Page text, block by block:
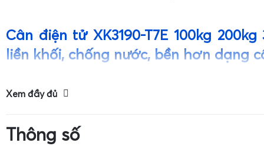
Cân điện tử XK3190-T7E 100kg
liền khối, chống nước, bền hơn dạng
Xem đầy đủ
Thông số